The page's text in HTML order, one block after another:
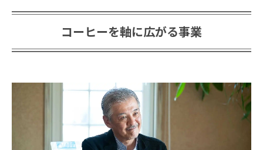
コーヒーを軸に広がる事業